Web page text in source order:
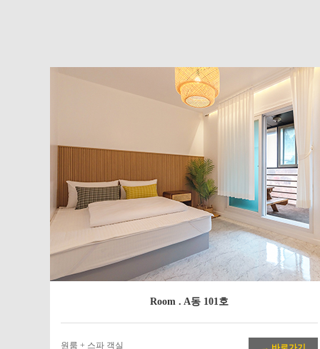
Room . A동 101호
원룸 + 스파 객실